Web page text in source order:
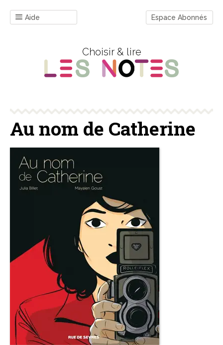
Aide Espace Abonnés
Choisir & lire
Au nom de Catherine